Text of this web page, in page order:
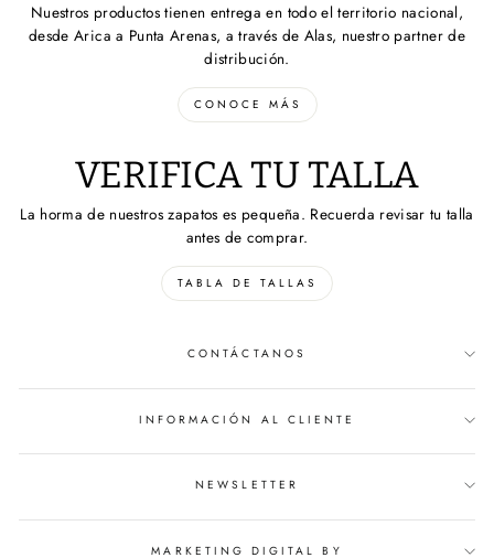
Nuestros productos tienen entrega en todo el territorio nacional,
desde Arica a Punta Arenas, a través de Alas, nuestro partner de
distribución.
CONOCE MÁS
VERIFICA TU TALLA
La horma de nuestros zapatos es pequeña. Recuerda revisar tu talla
antes de comprar.
TABLA DE TALLAS
CONTÁCTANOS
INFORMACIÓN AL CLIENTE
NEWSLETTER
MARKETING DIGITAL BY